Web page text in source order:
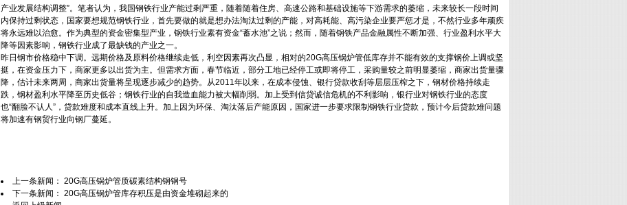
产业发展结构调整”。笔者认为，我国钢铁行业产能过剩严重，随着随着住房、高速公路和基础设施等下游需求的萎缩，未来较长一段时间
内保持过剩状态，国家要想规范钢铁行业，首先要做的就是想办法淘汰过剩的产能，对高耗能、高污染企业要严惩才是，不然行业多年顽疾
将永远难以治愈。作为典型的资金密集型产业，钢铁行业素有资金“蓄水池”之说；然而，随着钢铁产品金融属性不断加强、行业盈利水平大
降等因素影响，钢铁行业成了最缺钱的产业之一。
昨日钢市价格稳中下调。远期价格及原料价格继续走低，利空因素再次凸显，相对的20G高压锅炉管低库存并不能有效的支撑钢价上调或坚
挺，在资金压力下，商家更多以出货为主。但需求方面，春节临近，部分工地已经停工或即将停工，采购量较之前明显萎缩，商家出货量骤
降，估计未来两周，商家出货量将呈现逐步减少的趋势。从2011年以来，在成本侵蚀、银行贷款收刮等层层压榨之下，钢材价格持续走
跌，钢材盈利水平降至历史低谷；钢铁行业的自我造血能力被大幅削弱。加上受到信贷诚信危机的不利影响，银行业对钢铁行业的态度
也“翻脸不认人”，贷款难度和成本直线上升。加上因为环保、淘汰落后产能原因，国家进一步要求限制钢铁行业贷款，预计今后贷款难问题
将加速有钢贸行业向钢厂蔓延。
上一条新闻： 20G高压锅炉管质碳素结构钢钢号
下一条新闻： 20G高压锅炉管库存积压是由资金堆砌起来的